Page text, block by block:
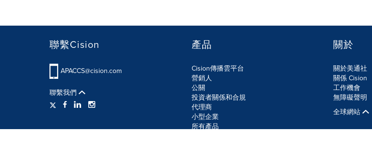
聯繫Cision
APACCS@cision.com
聯繫我們
產品
Cision傳播雲平台
營銷人
公關
投資者關係和合規
代理商
小型企業
所有產品
關於
關於美通社
關係 Cision
工作機會
無障礙聲明
全球網站